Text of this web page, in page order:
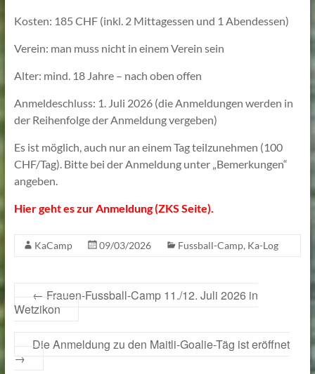
Kosten: 185 CHF (inkl. 2 Mittagessen und 1 Abendessen)
Verein: man muss nicht in einem Verein sein
Alter: mind. 18 Jahre – nach oben offen
Anmeldeschluss: 1. Juli 2026 (die Anmeldungen werden in
der Reihenfolge der Anmeldung vergeben)
Es ist möglich, auch nur an einem Tag teilzunehmen (100
CHF/Tag). Bitte bei der Anmeldung unter „Bemerkungen“
angeben.
Hier geht es zur Anmeldung (ZKS Seite).
KaCamp 09/03/2026 Fussball-Camp, Ka-Log
← Frauen-Fussball-Camp 11./12. Juli 2026 in
Wetzikon
Die Anmeldung zu den Maitli-Goalie-Täg ist eröffnet
→